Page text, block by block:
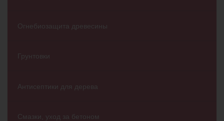
Огнебиозащита древесины
Грунтовки
Антисептики для дерева
Смазки, уход за бетоном